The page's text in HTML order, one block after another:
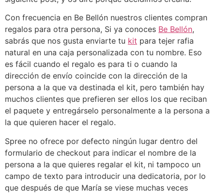
Con frecuencia en Be Bellón nuestros clientes compran
regalos para otra persona, Si ya conoces Be Bellón,
sabrás que nos gusta enviarte tu kit para tejer rafia
natural en una caja personalizada con tu nombre. Eso
es fácil cuando el regalo es para ti o cuando la
dirección de envío coincide con la dirección de la
persona a la que va destinada el kit, pero también hay
muchos clientes que prefieren ser ellos los que reciban
el paquete y entregárselo personalmente a la persona a
la que quieren hacer el regalo.
Spree no ofrece por defecto ningún lugar dentro del
formulario de checkout para indicar el nombre de la
persona a la que quieres regalar el kit, ni tampoco un
campo de texto para introducir una dedicatoria, por lo
que después de que María se viese muchas veces